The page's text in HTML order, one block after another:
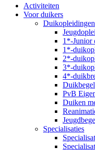
Activiteiten
Voor duikers
Duikopleidingen
1*-Junior
1*-
2*-
3*-
4*-
PvB
Duiken
Specialisaties